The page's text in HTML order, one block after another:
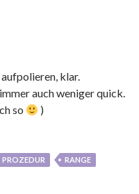
klar.
auch weniger quick.
so
)
PROZEDUR
RANGE